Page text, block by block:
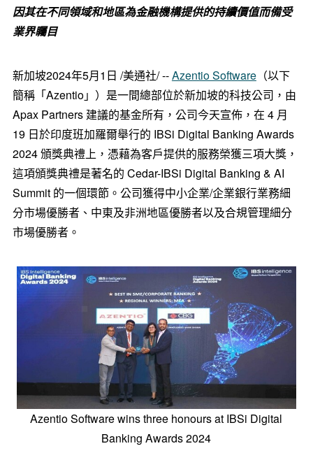
因其在不同領域和地區為金融機構提供的持續價值而備受
業界矚目
新加坡2024年5月1日 /美通社/ --Azentio Software（以下
簡稱「Azentio」）是一間總部位於新加坡的科技公司，由
Apax Partners 建議的基金所有，公司今天宣佈，在 4 月
19 日於印度班加羅爾舉行的 IBSi Digital Banking Awards
2024 頒獎典禮上，憑藉為客戶提供的服務榮獲三項大獎，
這項頒獎典禮是著名的 Cedar-IBSi Digital Banking & AI
Summit 的一個環節。公司獲得中小企業/企業銀行業務細
分市場優勝者、中東及非洲地區優勝者以及合規管理細分
市場優勝者。
Azentio Software wins three honours at IBSi Digital
Banking Awards 2024